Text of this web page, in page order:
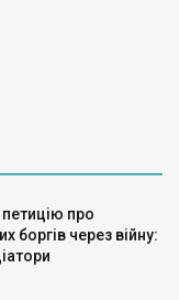
про
боргів через війну: